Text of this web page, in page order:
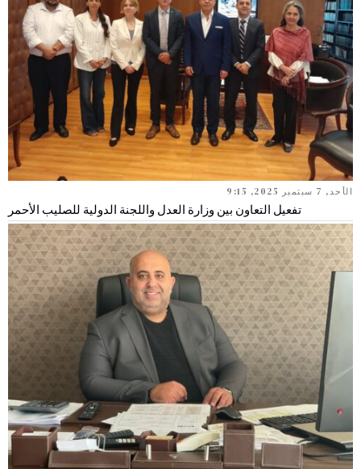
الأحد, 7 سبتمبر 2025, 9:15
تفعيل التعاون بين وزارة العدل واللجنة الدولية للصليب الأحمر